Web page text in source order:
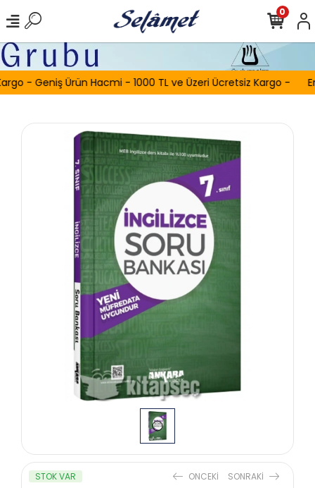
- Geniş Ürün Hacmi - 1000 TL ve Üzeri Ücretsiz Kargo -
0
STOK VAR ONCEKI SONRAKI